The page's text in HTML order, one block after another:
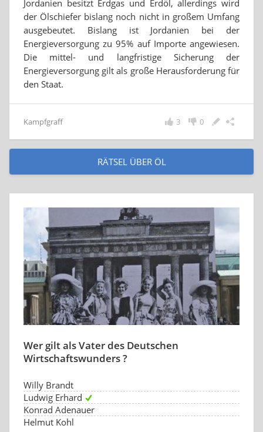
Jordanien besitzt Erdgas und Erdöl, allerdings wird
der Ölschiefer bislang noch nicht in großem Umfang
ausgebeutet. Bislang ist Jordanien bei der
Energieversorgung zu 95% auf Importe angewiesen.
Die mittel- und langfristige Sicherung der
Energieversorgung gilt als große Herausforderung für
den Staat.
Kampfgraff 0
3
RÄTSEL ÜBER ÖL
Wer gilt als Vater des Deutschen
Wirtschaftswunders ?
Willy Brandt
Ludwig Erhard
Konrad Adenauer
Helmut Kohl